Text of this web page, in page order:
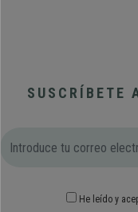
SUSCRÍBETE
He leído y